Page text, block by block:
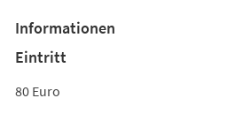
Informationen
Eintritt
80 Euro